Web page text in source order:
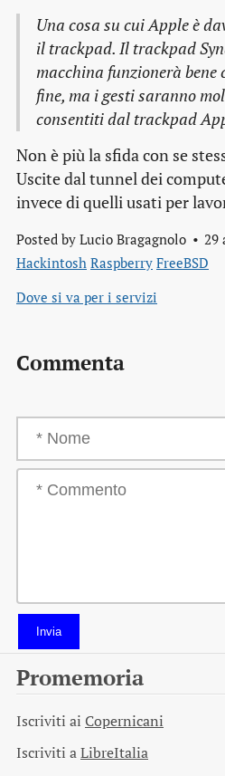
Una cosa su cui Apple è
il trackpad. Il trackpad
macchina funzionerà bene
fine, ma i gesti saranno
consentiti dal trackpad
Non è più la sfida con se
Uscite dal tunnel dei
invece di quelli usati per
Posted by Lucio Bragagnolo 29
Hackintosh Raspberry FreeBSD
Dove si va per i servizi
Commenta
Invia
Promemoria
Iscriviti ai Copernicani
Iscriviti aLibreItalia